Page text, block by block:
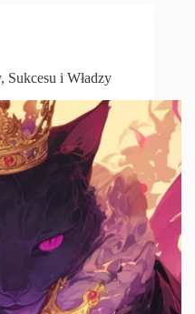
Sukcesu i Władzy